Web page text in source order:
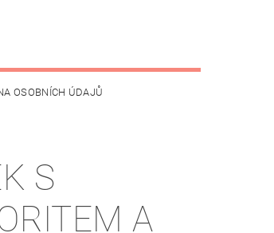
OSOBNÍCH ÚDAJŮ
S
A